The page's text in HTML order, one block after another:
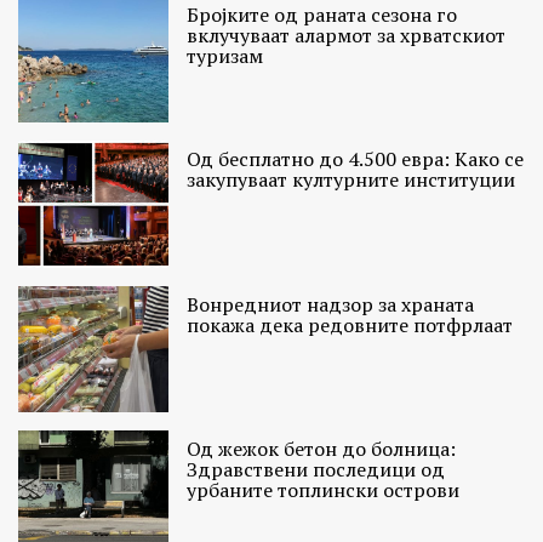
Бројките од раната сезона го
вклучуваат алармот за хрватскиот
туризам
Од бесплатно до 4.500 евра: Како се
закупуваат културните институции
Вонредниот надзор за храната
покажа дека редовните потфрлаат
Од жежок бетон до болница:
Здравствени последици од
урбаните топлински острови